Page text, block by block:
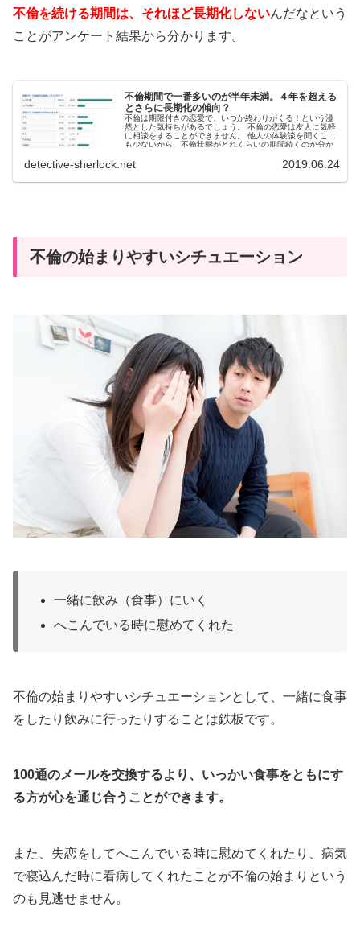
不倫を続ける期間は、それほど長期化しないんだなという
ことがアンケート結果から分かります。
不倫期間で一番多いのが半年未満。４年を超える
とさらに長期化の傾向？
不倫は期限付きの恋愛で、いつか終わりがくる！という漫
然とした気持ちがあるでしょう。 不倫の恋愛は友人に気軽
に相談をすることができません。 他人の体験談を聞くこと
も少ないから、不倫状態がどれくらいの期間続くのか分か
detective-sherlock.net 2019.06.24
不倫の始まりやすいシチュエーション
一緒に飲み（食事）にいく
へこんでいる時に慰めてくれた
不倫の始まりやすいシチュエーションとして、一緒に食事
をしたり飲みに行ったりすることは鉄板です。
100通のメールを交換するより、いっかい食事をともにす
る方が心を通じ合うことができます。
また、失恋をしてへこんでいる時に慰めてくれたり、病気
で寝込んだ時に看病してくれたことが不倫の始まりという
のも見逃せません。